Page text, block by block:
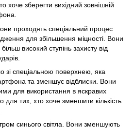
хоче зберегти вихідний зовнішній
проходять спеціальний процес
для збільшення міцності. Вони
високий ступінь захисту від
зі спеціальною поверхнею, яка
та зменшує відблиски. Вони
для використання в яскравих
тих, хто хоче зменшити кількість
синього світла. Вони зменшують